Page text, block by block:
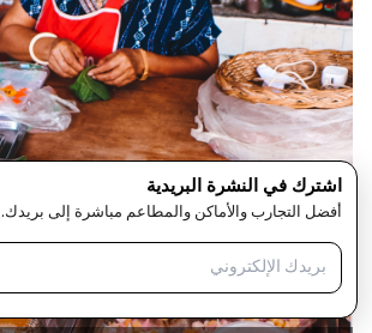
اشترك في النشرة البريدية
أفضل التجارب والأماكن والمطاعم مباشرة إلى بريدك.